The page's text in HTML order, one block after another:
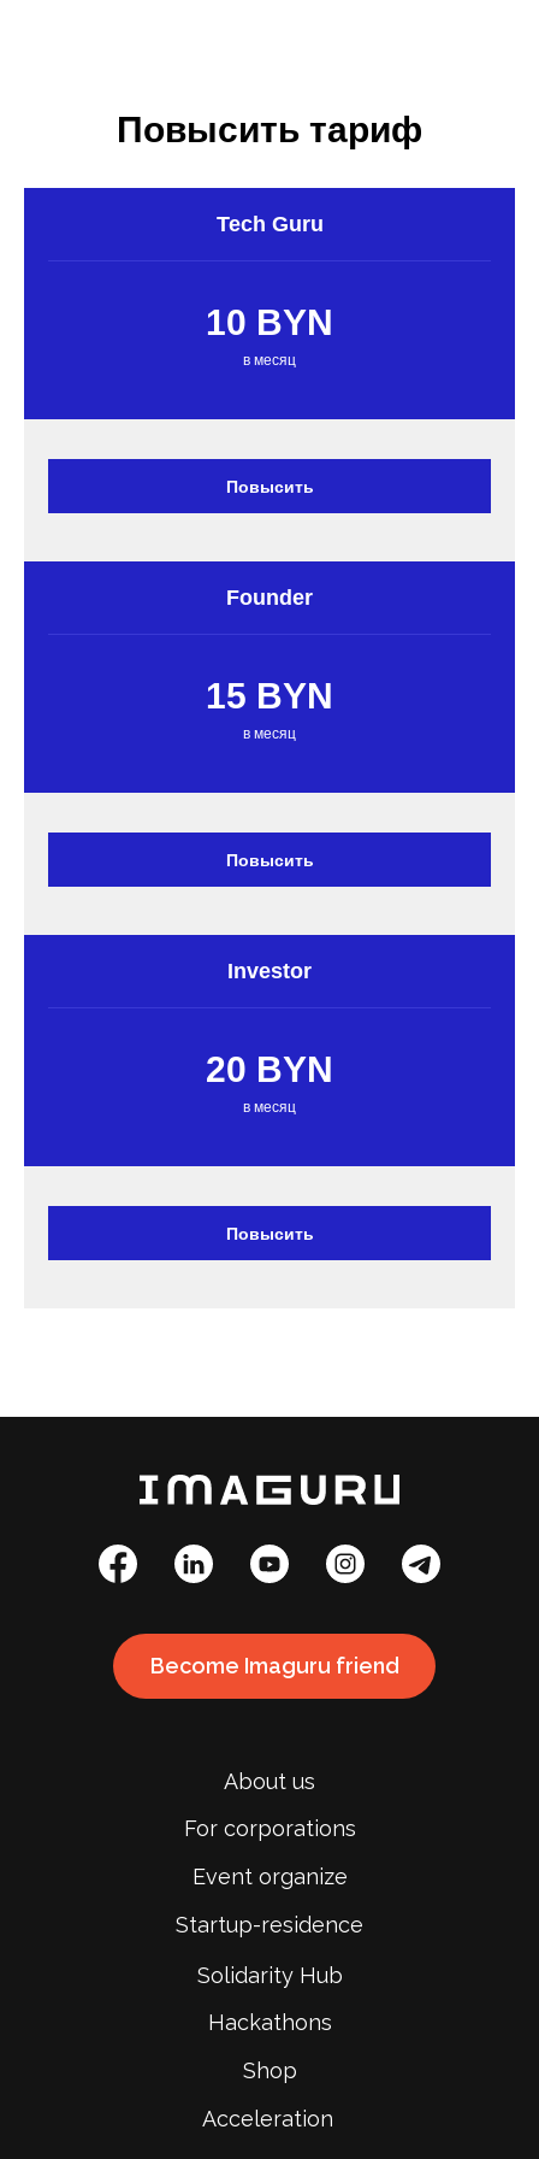
Повысить тариф
Tech Guru
10 BYN
в месяц
Повысить
Founder
15 BYN
в месяц
Повысить
Investor
20 BYN
в месяц
Повысить
About us
For corporations
Event organize
Startup-residence
Solidarity Hub
Hackathons
Shop
Acceleration
Become Imaguru friend